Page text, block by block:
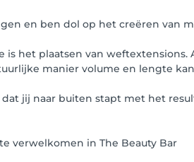
en ben dol op het creëren van
is het plaatsen van
manier volume en lengte
dat jij naar buiten stapt met het
verwelkomen in The Beauty Bar